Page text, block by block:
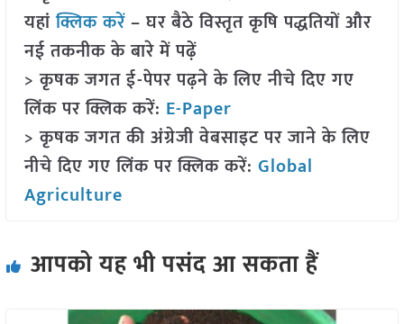
यहांक्लिक करें– घर बैठे विस्तृत कृषि पद्धतियों और
नई तकनीक के बारे में पढ़ें
> कृषक जगत ई-पेपर पढ़ने के लिए नीचे दिए गए
लिंक पर क्लिक करें: E-Paper
> कृषक जगत की अंग्रेजी वेबसाइट पर जाने के लिए
नीचे दिए गए लिंक पर क्लिक करें: Global
Agriculture
आपको यह भी पसंद आ सकता हैं